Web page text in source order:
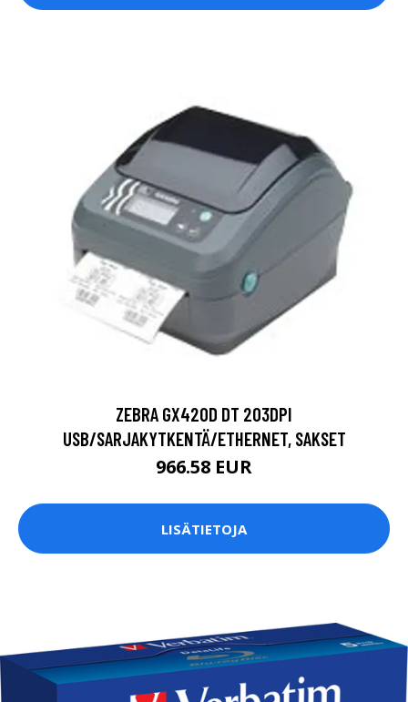
ZEBRA GX420D DT 203DPI
USB/SARJAKYTKENTÄ/ETHERNET, SAKSET
966.58 EUR
LISÄTIETOJA